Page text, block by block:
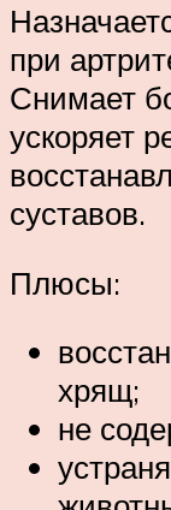
при
Снимает
ускоряет
суставов.
Плюсы:
хрящ;
не